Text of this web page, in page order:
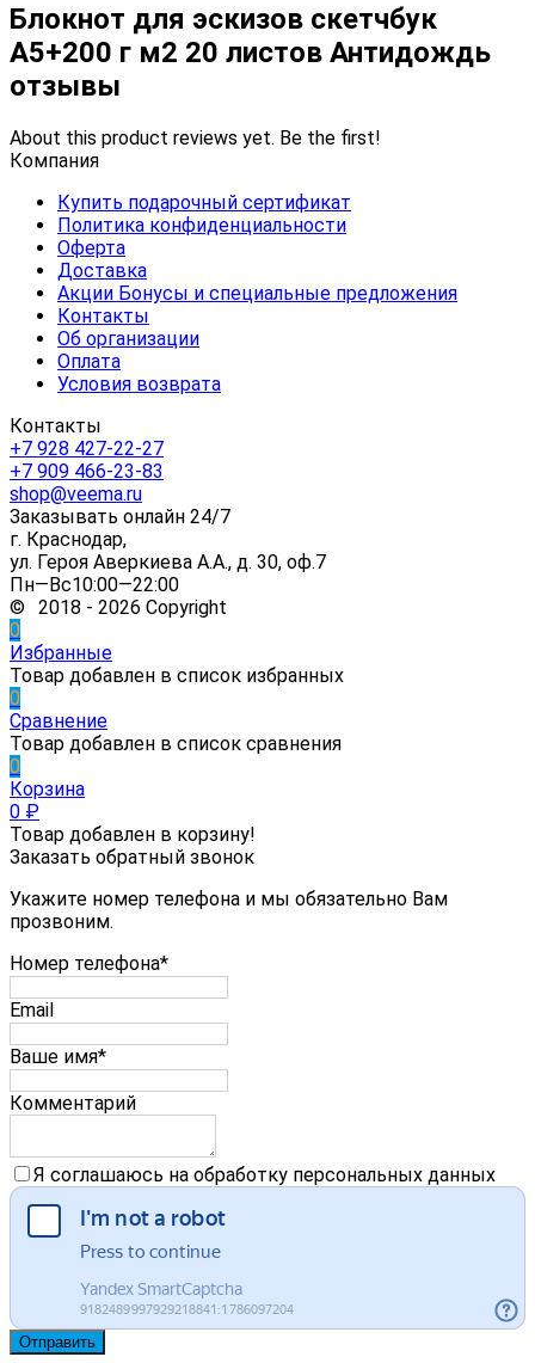
Блокнот для эскизов скетчбук
А5+200 г м2 20 листов Антидождь
отзывы
About this product reviews yet. Be the first!
Компания
Купить подарочный сертификат
Политика конфиденциальности
Оферта
Доставка
Акции Бонусы и специальные предложения
Контакты
Об организации
Оплата
Условия возврата
Контакты
+7 928 427-22-27
+7 909 466-23-83
shop@veema.ru
Заказывать онлайн 24/7
г. Краснодар,
ул. Героя Аверкиева А.А., д. 30, оф.7
Пн—Вс10:00—22:00
© 2018 - 2026 Copyright
0
Избранные
Товар добавлен в список избранных
0
Сравнение
Товар добавлен в список сравнения
0
Корзина
0 ₽
Товар добавлен в корзину!
Заказать обратный звонок
Укажите номер телефона и мы обязательно Вам
прозвоним.
Номер телефона*
Email
Ваше имя*
Комментарий
Я соглашаюсь на обработку персональных данных